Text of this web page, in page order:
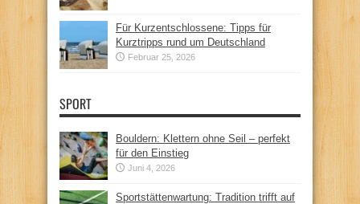
Für Kurzentschlossene: Tipps für
Kurztripps rund um Deutschland
Februar 25, 2026
SPORT
Bouldern: Klettern ohne Seil – perfekt
für den Einstieg
Juni 4, 2026
Sportstättenwartung: Tradition trifft auf